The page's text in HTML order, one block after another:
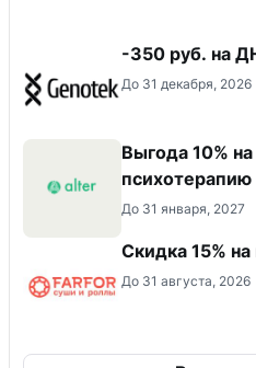
-350 руб. на
До 31 декабря, 2026
Выгода 10%
психотерапию
До 31 января, 2027
Скидка 15%
До 31 августа, 2026